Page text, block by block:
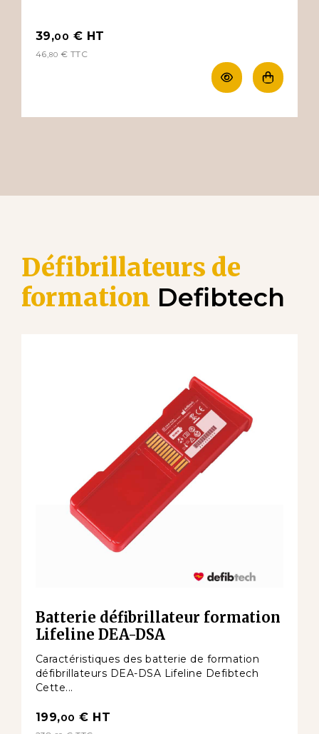
39,00 € HT
46,80 € TTC
Défibrillateurs de
formation Defibtech
Batterie défibrillateur formation
Lifeline DEA-DSA
Caractéristiques des batterie de formation
défibrillateurs DEA-DSA Lifeline Defibtech
Cette...
199,00 € HT